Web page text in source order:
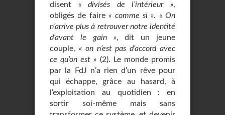
disent « divisés de l’intérieur »,
obligés de faire« comme si ». « On
n’arrive plus à retrouver notre identité
d’avant le gain », dit un jeune
couple, « on n’est pas d’accord avec
ce qu’on est » (2). Le monde promis
par la FdJ n’a rien d’un rêve pour
qui échappe, grâce au hasard, à
l’exploitation au quotidien : en
sortir soi-même mais sans